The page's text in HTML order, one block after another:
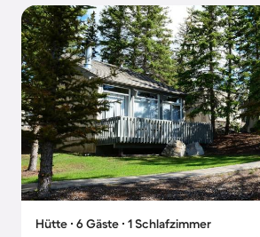
Hütte ∙ 6 Gäste ∙ 1 Schlafzimmer